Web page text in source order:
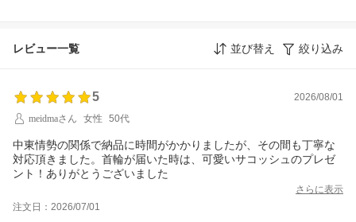
レビュー一覧 並び替え 絞り込み
5
2026/08/01
meidmaさん
女性 50代
中東情勢の関係で納品に時間がかかりましたが、その間も丁寧な
対応頂きました。首輪が届いた時は、可愛いサコッシュのプレゼ
ント！ありがとうございました
さらに表示
注文日：2026/07/01